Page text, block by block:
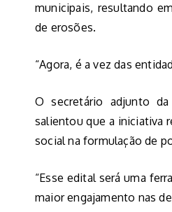
municipais, resultando
de erosões.
“Agora, é a vez das
O secretário adjunto da
salientou que a iniciativa
social na formulação de
“Esse edital será uma
maior engajamento nas